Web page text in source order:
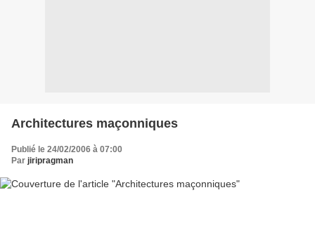
Architectures maçonniques
Publié le 24/02/2006 à 07:00
Par jiripragman